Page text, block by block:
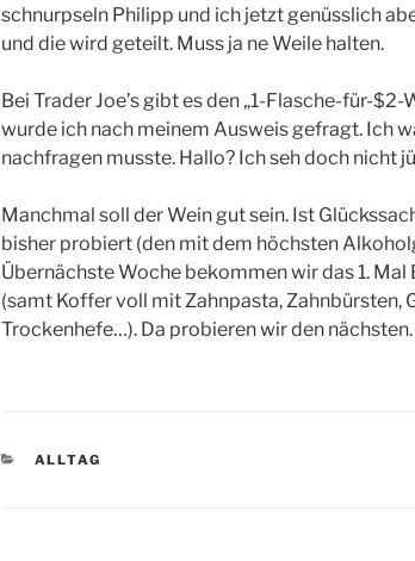
schnurpseln Philipp und ich jetzt genüsslich
und die wird geteilt. Muss ja ne Weile halten.
Bei Trader Joe’s gibt es den „1-Flasche-für-$2-
wurde ich nach meinem Ausweis gefragt. Ich
nachfragen musste. Hallo? Ich seh doch nicht
Manchmal soll der Wein gut sein. Ist
bisher probiert (den mit dem höchsten
Übernächste Woche bekommen wir das 1. Mal
(samt Koffer voll mit Zahnpasta, Zahnbürsten,
Trockenhefe…). Da probieren wir den nächsten.
KATEGORIEN
ALLTAG